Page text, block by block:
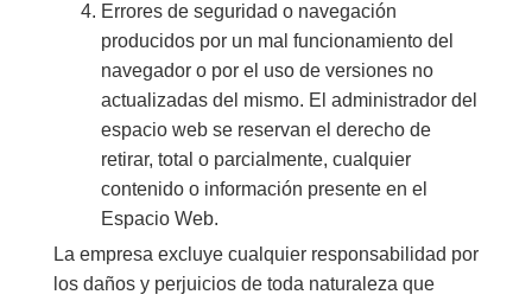
Errores de seguridad o navegación
producidos por un mal funcionamiento del
navegador o por el uso de versiones no
actualizadas del mismo. El administrador del
espacio web se reservan el derecho de
retirar, total o parcialmente, cualquier
contenido o información presente en el
Espacio Web.
La empresa excluye cualquier responsabilidad por
los daños y perjuicios de toda naturaleza que